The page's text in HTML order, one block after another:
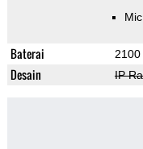
Baterai 2100
Desain IP